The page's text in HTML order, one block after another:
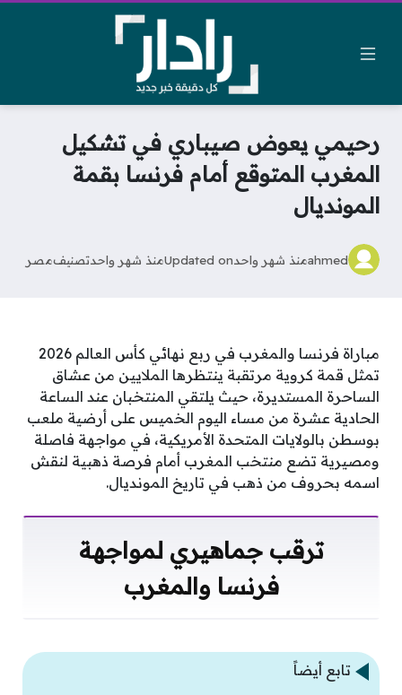
رحيمي يعوض صيباري في تشكيل
المغرب المتوقع أمام فرنسا بقمة
المونديال
ahmedمنذ شهر واحدUpdated onمنذ شهر واحدتصنيفمصر
مباراة فرنسا والمغرب في ربع نهائي كأس العالم 2026
تمثل قمة كروية مرتقبة ينتظرها الملايين من عشاق
الساحرة المستديرة، حيث يلتقي المنتخبان عند الساعة
الحادية عشرة من مساء اليوم الخميس على أرضية ملعب
بوسطن بالولايات المتحدة الأمريكية، في مواجهة فاصلة
ومصيرية تضع منتخب المغرب أمام فرصة ذهبية لنقش
اسمه بحروف من ذهب في تاريخ المونديال.
ترقب جماهيري لمواجهة
فرنسا والمغرب
تابع أيضاً